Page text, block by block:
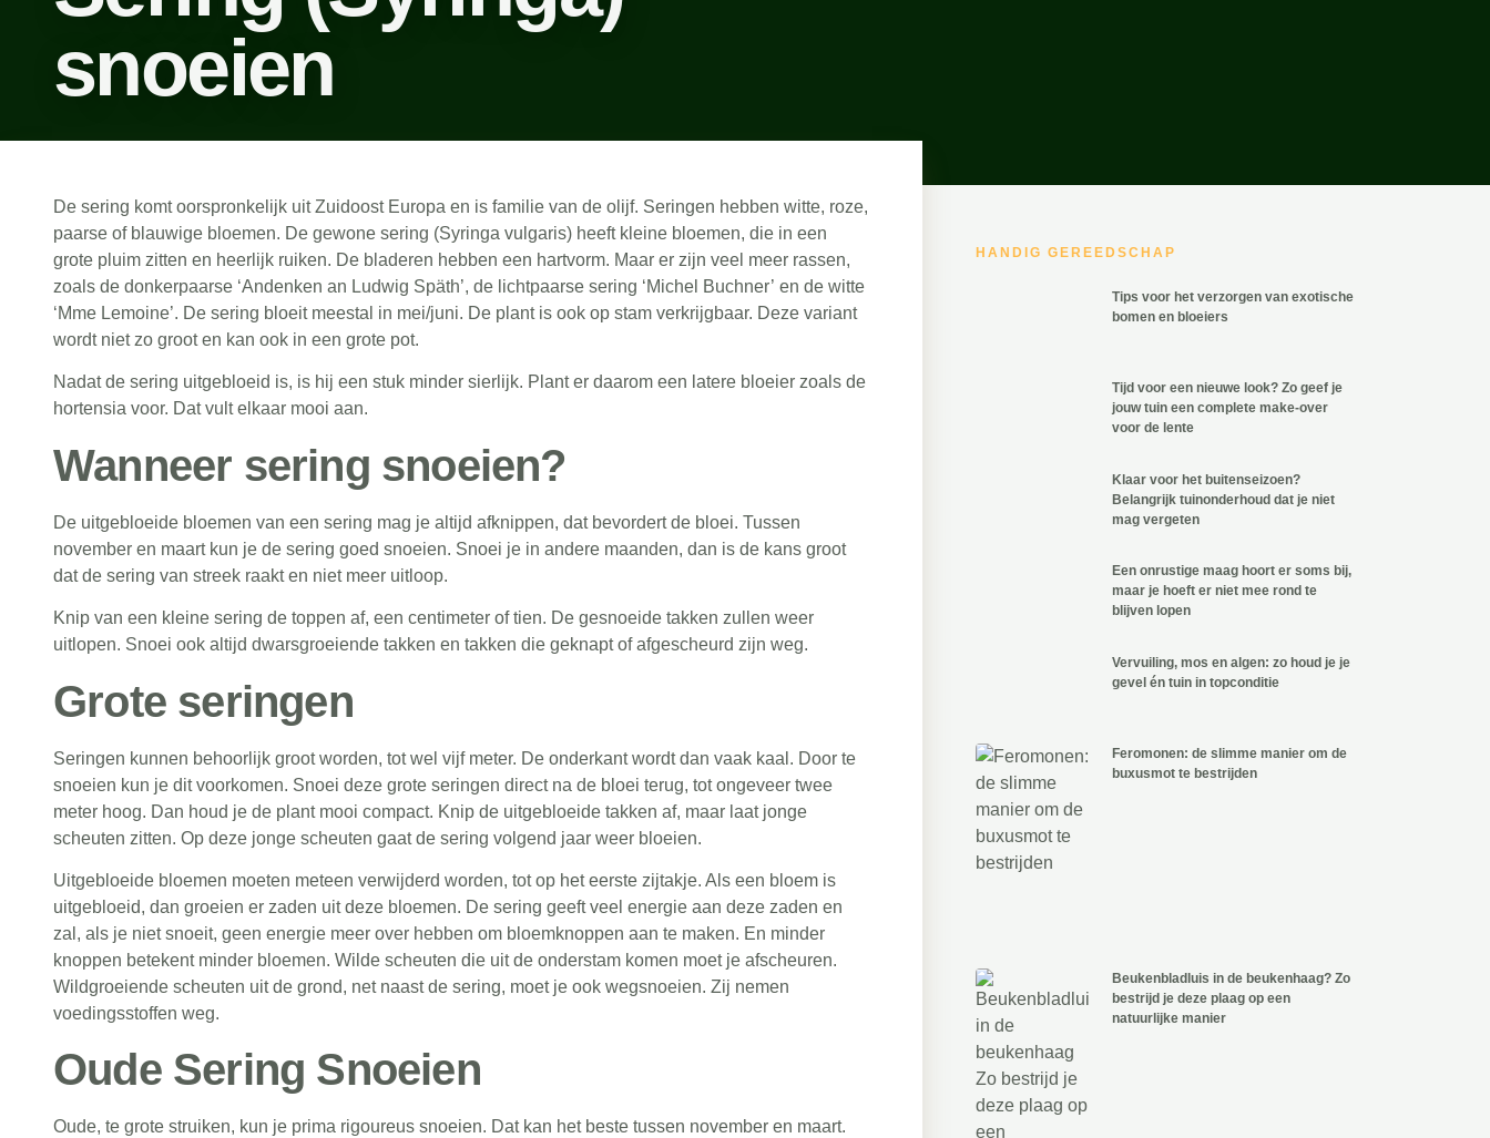
snoeien
De sering komt oorspronkelijk uit Zuidoost Europa en is familie van de olijf. Seringen hebben witte, roze,
paarse of blauwige bloemen. De gewone sering (Syringa vulgaris) heeft kleine bloemen, die in een
grote pluim zitten en heerlijk ruiken. De bladeren hebben een hartvorm. Maar er zijn veel meer rassen,
zoals de donkerpaarse ‘Andenken an Ludwig Späth’, de lichtpaarse sering ‘Michel Buchner’ en de witte
‘Mme Lemoine’. De sering bloeit meestal in mei/juni. De plant is ook op stam verkrijgbaar. Deze variant
wordt niet zo groot en kan ook in een grote pot.
Nadat de sering uitgebloeid is, is hij een stuk minder sierlijk. Plant er daarom een latere bloeier zoals de
hortensia voor. Dat vult elkaar mooi aan.
Wanneer sering snoeien?
De uitgebloeide bloemen van een sering mag je altijd afknippen, dat bevordert de bloei. Tussen
november en maart kun je de sering goed snoeien. Snoei je in andere maanden, dan is de kans groot
dat de sering van streek raakt en niet meer uitloop.
Knip van een kleine sering de toppen af, een centimeter of tien. De gesnoeide takken zullen weer
uitlopen. Snoei ook altijd dwarsgroeiende takken en takken die geknapt of afgescheurd zijn weg.
Grote seringen
Seringen kunnen behoorlijk groot worden, tot wel vijf meter. De onderkant wordt dan vaak kaal. Door te
snoeien kun je dit voorkomen. Snoei deze grote seringen direct na de bloei terug, tot ongeveer twee
meter hoog. Dan houd je de plant mooi compact. Knip de uitgebloeide takken af, maar laat jonge
scheuten zitten. Op deze jonge scheuten gaat de sering volgend jaar weer bloeien.
Uitgebloeide bloemen moeten meteen verwijderd worden, tot op het eerste zijtakje. Als een bloem is
uitgebloeid, dan groeien er zaden uit deze bloemen. De sering geeft veel energie aan deze zaden en
zal, als je niet snoeit, geen energie meer over hebben om bloemknoppen aan te maken. En minder
knoppen betekent minder bloemen. Wilde scheuten die uit de onderstam komen moet je afscheuren.
Wildgroeiende scheuten uit de grond, net naast de sering, moet je ook wegsnoeien. Zij nemen
voedingsstoffen weg.
Oude Sering Snoeien
Oude, te grote struiken, kun je prima rigoureus snoeien. Dat kan het beste tussen november en maart.
HANDIG GEREEDSCHAP
Tips voor het verzorgen van exotische
bomen en bloeiers
Tijd voor een nieuwe look? Zo geef je
jouw tuin een complete make-over
voor de lente
Klaar voor het buitenseizoen?
Belangrijk tuinonderhoud dat je niet
mag vergeten
Een onrustige maag hoort er soms bij,
maar je hoeft er niet mee rond te
blijven lopen
Vervuiling, mos en algen: zo houd je je
gevel én tuin in topconditie
Feromonen: de slimme manier om de
buxusmot te bestrijden
Beukenbladluis in de beukenhaag? Zo
bestrijd je deze plaag op een
natuurlijke manier